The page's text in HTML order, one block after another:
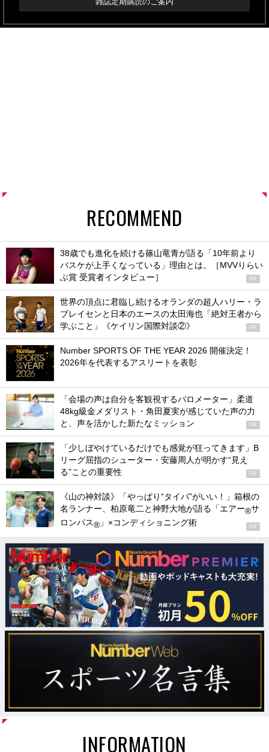
RECOMMEND
38歳でも進化を続ける篠山竜青が語る「10年前より
バスケが上手くなっている」理由とは。［MVVりらい
ぶ賞 受賞者インタビュー］
PR
世界の頂点に君臨し続けるオランダの超人ハリー・ラ
ブレイセンと日本のエースの太田海也「絶対王者から
学ぶこと」《ケイリン国際対談②》
PR
Number SPORTS OF THE YEAR 2026 開催決定！
2026年を代表するアスリートを表彰
「会場の声は自分を客観視するバロメーター」柔道
48kg級金メダリスト・角田夏実が感じていた声の力
と、声を活かした新たなミッション
PR
「少しぼやけているだけでも感覚が狂ってきます」B
リーグ屈指のシューター・安藤周人が明かす“見え
る”ことの重要性
PR
《山の神対談》「やっぱり“タイパ”がいい！」箱根の
名ランナー、柏原竜二と神野大地が語る「エアー®サ
ロンパス® 」×コンディショニング術 PR
INFORMATION